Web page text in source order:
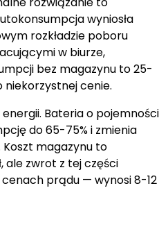
wyniosła
rozkładzie poboru
w biurze,
bez magazynu to 25-
niekorzystnej cenie.
Bateria o pojemności
do 65-75% i zmienia
magazynu to
ale zwrot z tej części
prądu — wynosi 8-12